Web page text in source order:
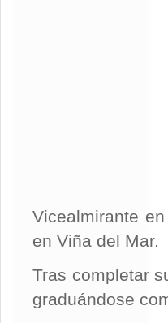
Vicealmirante
en Viña del Mar.
Tras completar
graduándose